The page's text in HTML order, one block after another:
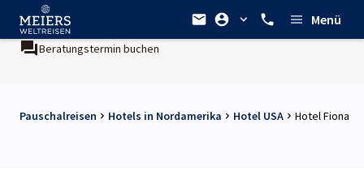
Menü
Beratungstermin buchen
Pauschalreisen Hotels in Nordamerika Hotel USA Hotel Fiona